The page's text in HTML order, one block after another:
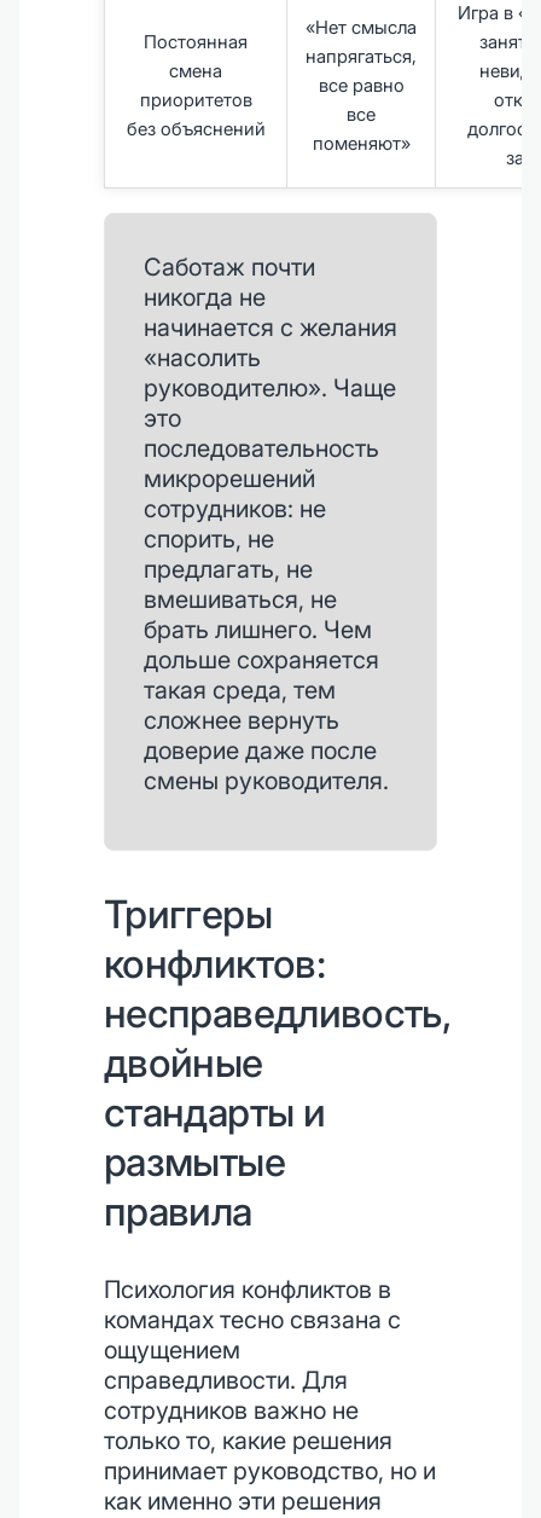
Постоянная
смена
приоритетов
без объяснений
«Нет смысла
напрягаться,
все равно
все
поменяют»
Игра в
Саботаж почти
никогда не
начинается с желания
«насолить
руководителю». Чаще
это
последовательность
микрорешений
сотрудников: не
спорить, не
предлагать, не
вмешиваться, не
брать лишнего. Чем
дольше сохраняется
такая среда, тем
сложнее вернуть
доверие даже после
смены руководителя.
Триггеры
конфликтов:
несправедливость,
двойные
стандарты и
размытые
правила
Психология конфликтов в
командах тесно связана с
ощущением
справедливости. Для
сотрудников важно не
только то, какие решения
принимает руководство, но и
как именно эти решения